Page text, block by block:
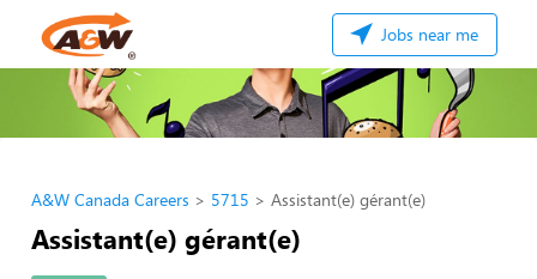
Jobs near me
A&W Canada Careers 5715 Assistant(e) gérant(e)
Assistant(e) gérant(e)